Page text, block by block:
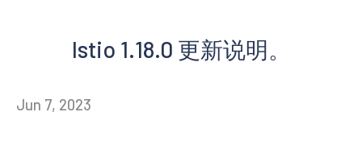
Istio 1.18.0 更新说明。
Jun 7, 2023